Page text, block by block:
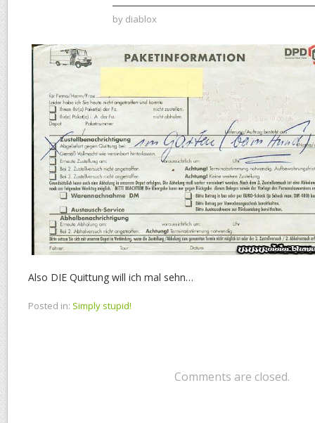
by diablox
Also DIE Quittung will ich mal sehn…
Posted in: Simply stupid!
Comments are closed.